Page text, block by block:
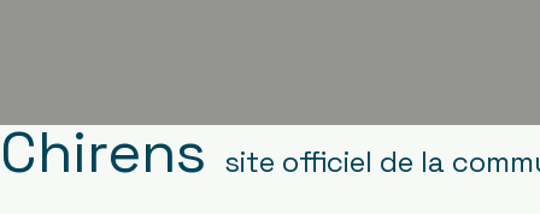
Chirens site officiel de la